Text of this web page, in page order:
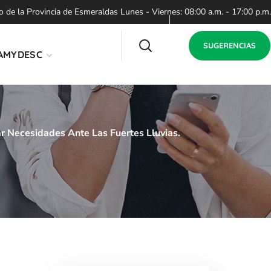
la Provincia de Esmeraldas Lunes - Viernes: 08:00 a.m. - 17:00 p.m.
SUGERENCIAS
Necesidades Ante Las Fuertes Lluvias.